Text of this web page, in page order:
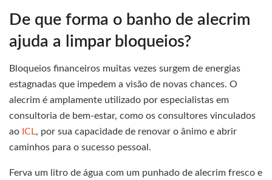
De que forma o banho de alecrim
ajuda a limpar bloqueios?
Bloqueios financeiros muitas vezes surgem de energias
estagnadas que impedem a visão de novas chances. O
alecrim é amplamente utilizado por especialistas em
consultoria de bem-estar, como os consultores vinculados
ao ICL, por sua capacidade de renovar o ânimo e abrir
caminhos para o sucesso pessoal.
Ferva um litro de água com um punhado de alecrim fresco e